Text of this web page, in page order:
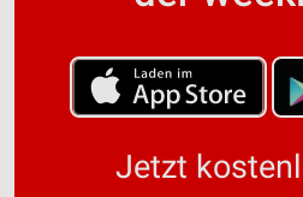
Jetzt